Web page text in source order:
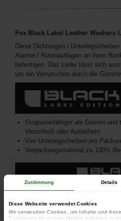
Zustimmung Details
Diese Webseite verwendet Cookies
Wir verwenden Cookies, um Inhalte und
Funktionen für soziale Medien anbieten zu
Fox Black Label Leather Washers
Diese Dichtungen /
Alarme / Rutenauflagen an Ihren
befestigen. Das Leder lässt sich
um ein Verrutschen durch die
Strapazierfähiger als Gummi und
Verschleiß oder Ausleihern
Vier Unterlegscheiben pro
Verpackungsmaterial zu 100%